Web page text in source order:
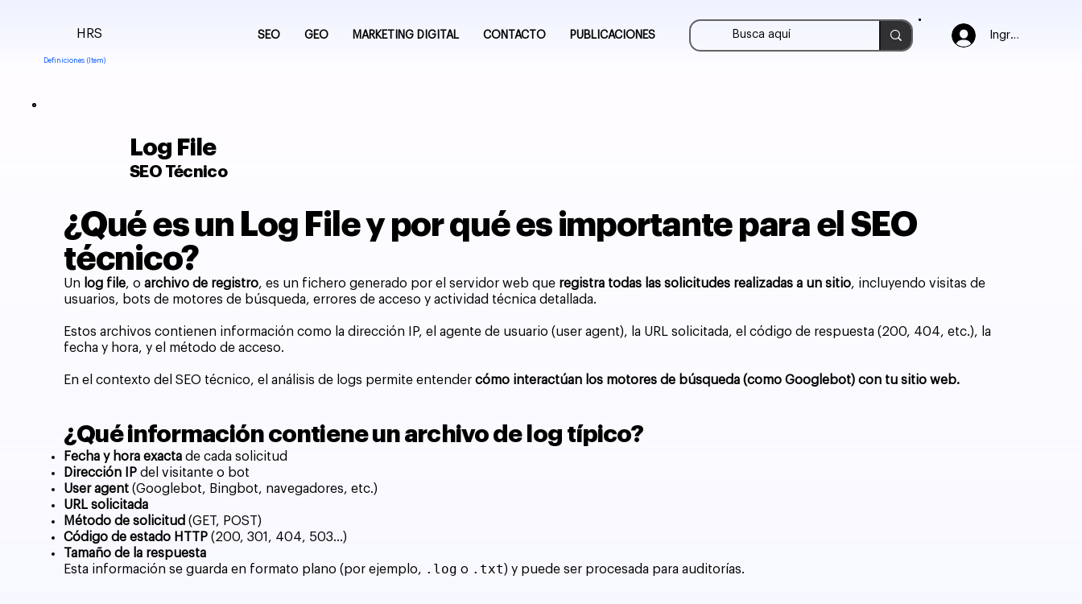
Ingresar
SEO GEO MARKETING DIGITAL CONTACTO PUBLICACIONES
Definiciones (Item)
HRS
Log File
SEO Técnico
¿Qué es un Log File y por qué es importante para el SEO
técnico?
Un log file, oarchivo de registro, es un fichero generado por el servidor web que registra todas las solicitudes realizadas a un sitio, incluyendo visitas de
usuarios, bots de motores de búsqueda, errores de acceso y actividad técnica detallada.
Estos archivos contienen información como la dirección IP, el agente de usuario (user agent), la URL solicitada, el código de respuesta (200, 404, etc.), la
fecha y hora, y el método de acceso.
En el contexto del SEO técnico, el análisis de logs permite entendercómo interactúan los motores de búsqueda (como Googlebot) con tu sitio web.
¿Qué información contiene un archivo de log típico?
Fecha y hora exacta de cada solicitud
Dirección IP del visitante o bot
User agent (Googlebot, Bingbot, navegadores, etc.)
URL solicitada
Método de solicitud (GET, POST)
Código de estado HTTP (200, 301, 404, 503...)
Tamaño de la respuesta
Esta información se guarda en formato plano (por ejemplo, .log o .txt) y puede ser procesada para auditorías.